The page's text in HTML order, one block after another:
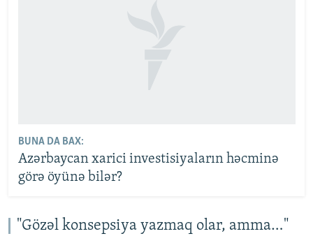
BUNA DA BAX:
Azərbaycan xarici investisiyaların həcminə
görə öyünə bilər?
"Gözəl konsepsiya yazmaq olar, amma…"